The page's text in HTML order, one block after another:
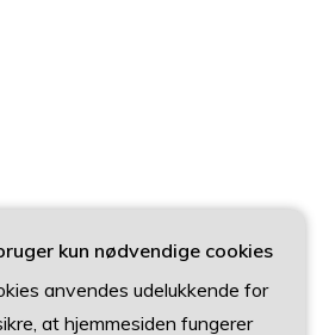
kun nødvendige cookies
anvendes udelukkende for
at hjemmesiden fungerer